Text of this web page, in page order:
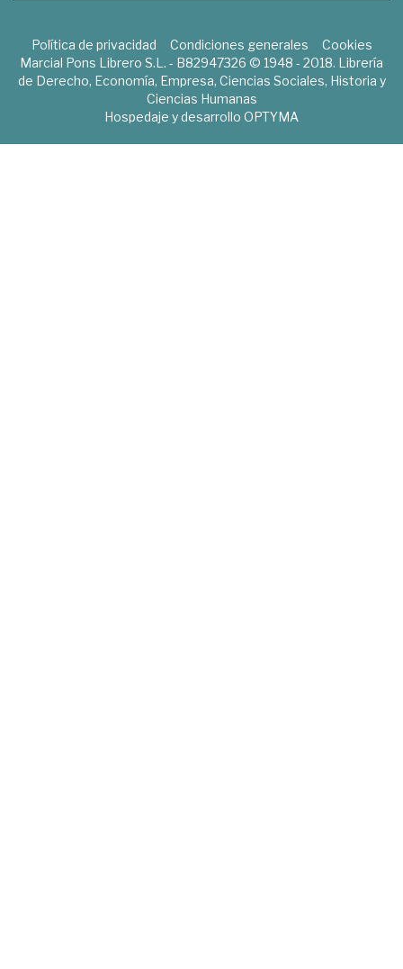
Política de privacidad Condiciones generales
Cookies
Marcial Pons Librero S.L. - B82947326 © 1948 - 2018. Librería
de Derecho, Economía, Empresa, Ciencias Sociales, Historia y
Ciencias Humanas
Hospedaje y desarrollo OPTYMA